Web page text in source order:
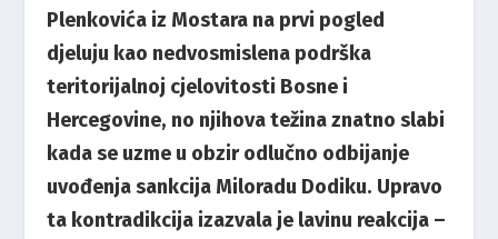
Plenkovića iz Mostara na prvi pogled
djeluju kao nedvosmislena podrška
teritorijalnoj cjelovitosti Bosne i
Hercegovine, no njihova težina znatno slabi
kada se uzme u obzir odlučno odbijanje
uvođenja sankcija Miloradu Dodiku. Upravo
ta kontradikcija izazvala je lavinu reakcija –